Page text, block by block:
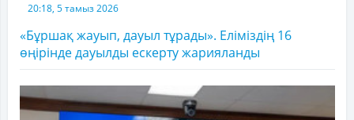
20:18, 5 тамыз 2026
«Бұршақ жауып, дауыл тұрады». Еліміздің 16
өңірінде дауылды ескерту жарияланды